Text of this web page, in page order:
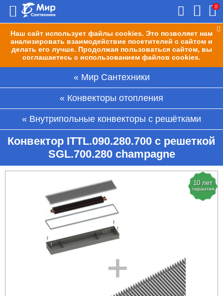
Наш сайт использует файлы cookies. Это позволяет нам
анализировать взаимодействие посетителей с сайтом и
делать его лучше. Продолжая пользоваться сайтом, вы
соглашаетесь с использованием файлов cookies.
0
Мир Сантехники
Конвекторы отопления
Внутрипольные конвекторы с решётками
Конвектор ITTL.090.280.700 с решеткой
SGL.700.280 champagne
10 лет
гарантия